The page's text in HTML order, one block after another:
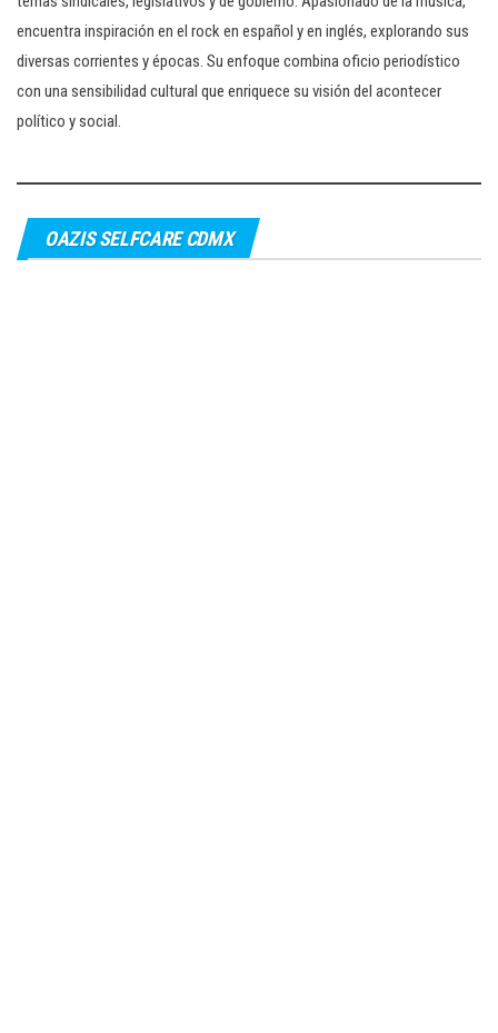
encuentra inspiración en el rock en español y en inglés, explorando sus
diversas corrientes y épocas. Su enfoque combina oficio periodístico
con una sensibilidad cultural que enriquece su visión del acontecer
político y social.
OAZIS SELFCARE CDMX